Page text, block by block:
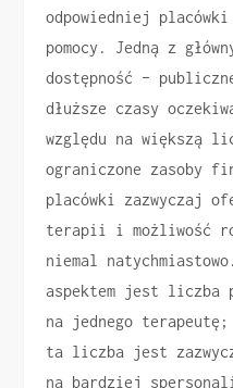
odpowiedniej
pomocy. Jedną z
dostępność –
dłuższe czasy
względu na większą
ograniczone zasoby
placówki zazwyczaj
terapii i możliwość
niemal
aspektem jest liczba
na jednego terapeutę;
ta liczba jest
na bardziej